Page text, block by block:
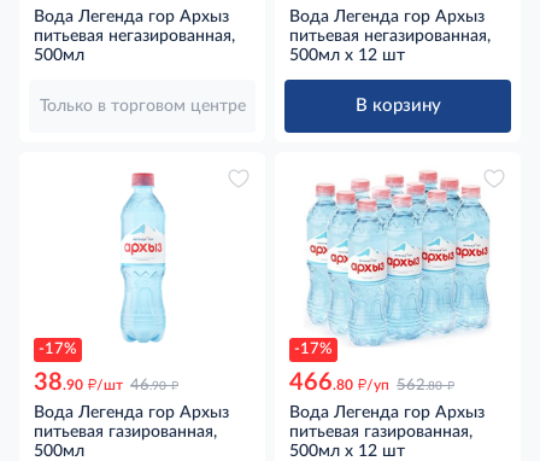
Вода Легенда гор Архыз
питьевая негазированная,
500мл
Только в торговом центре
Вода Легенда гор Архыз
питьевая негазированная,
500мл x 12 шт
В корзину
-17%
38.90 д/шт 46.90 д
Вода Легенда гор Архыз
питьевая газированная,
500мл
-17%
466.80 д/уп 562.80 д
Вода Легенда гор Архыз
питьевая газированная,
500мл x 12 шт